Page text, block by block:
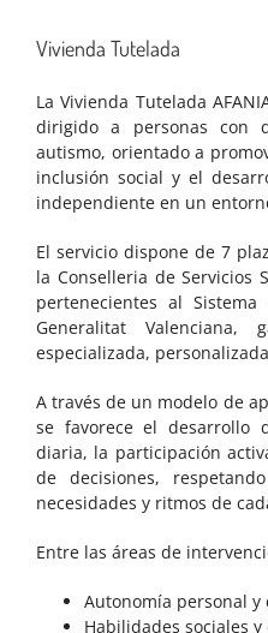
Vivienda Tutelada
La Vivienda Tutelada
dirigido a personas con
autismo, orientado a
inclusión social y el
independiente en un
El servicio dispone de 7
la Conselleria de Servicios
pertenecientes al
Generalitat Valenciana,
especializada,
A través de un modelo de
se favorece el desarrollo
diaria, la participación
de decisiones,
necesidades y ritmos de
Entre las áreas de
Autonomía personal y
Habilidades sociales y